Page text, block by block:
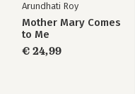
Arundhati Roy
Mother Mary Comes
to Me
€ 24,99